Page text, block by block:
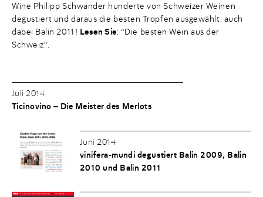
Wine Philipp Schwander hunderte von Schweizer Weinen
degustiert und daraus die besten Tropfen ausgewählt: auch
dabei Balin 2011! Lesen Sie: "Die besten Wein aus der
Schweiz".
Juli 2014
Ticinovino – Die Meister des Merlots
Juni 2014
vinifera-mundi degustiert Balin 2009, Balin
2010 und Balin 2011